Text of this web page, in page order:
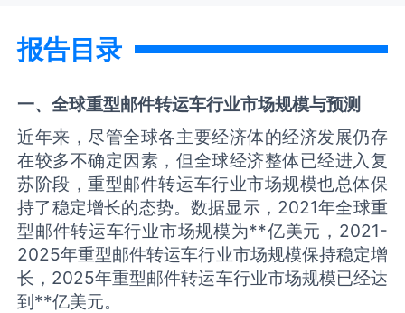
报告目录
一、全球重型邮件转运车行业市场规模与预测
近年来，尽管全球各主要经济体的经济发展仍存
在较多不确定因素，但全球经济整体已经进入复
苏阶段，重型邮件转运车行业市场规模也总体保
持了稳定增长的态势。数据显示，2021年全球重
型邮件转运车行业市场规模为**亿美元，2021-
2025年重型邮件转运车行业市场规模保持稳定增
长，2025年重型邮件转运车行业市场规模已经达
到**亿美元。